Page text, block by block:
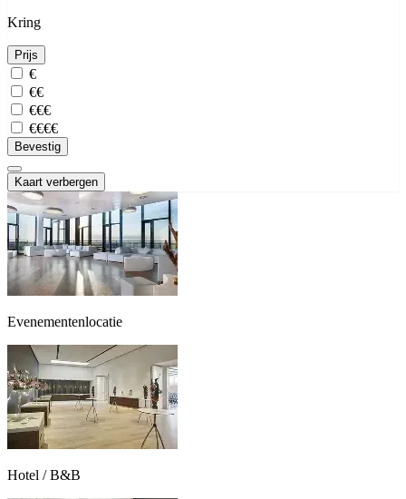
Kring
Prijs
€
€€
€€€
€€€€
Bevestig
Kaart verbergen
Evenementenlocatie
Hotel / B&B